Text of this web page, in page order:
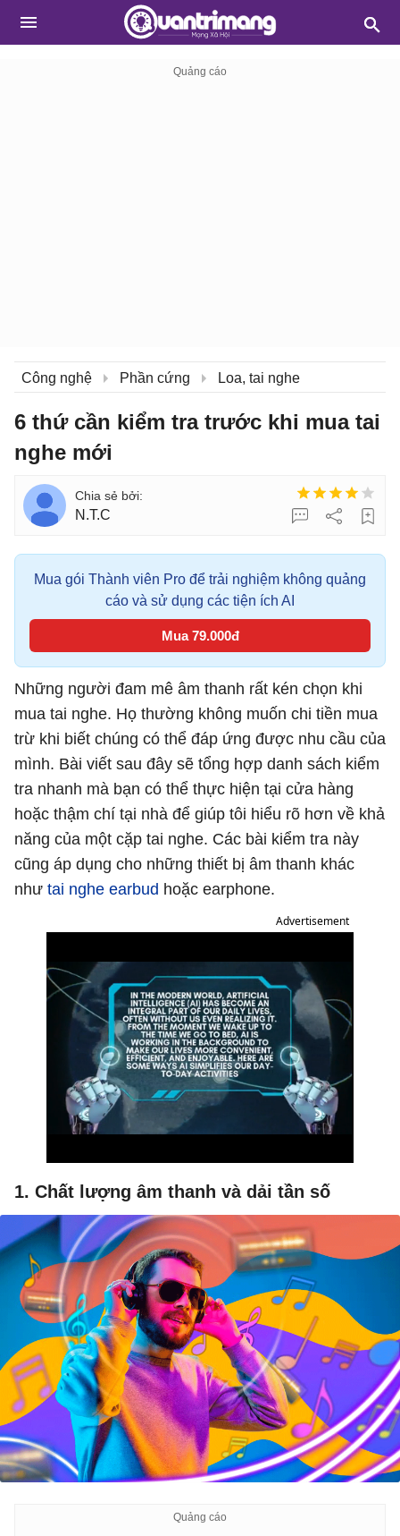
Công nghệ Phần cứng Loa, tai nghe
6 thứ cần kiểm tra trước khi mua tai
nghe mới
N.T.C
Mua gói Thành viên Pro để trải nghiệm không quảng
cáo và sử dụng các tiện ích AI
Mua 79.000đ
Những người đam mê âm thanh rất kén chọn khi
mua tai nghe. Họ thường không muốn chi tiền mua
trừ khi biết chúng có thể đáp ứng được nhu cầu của
mình. Bài viết sau đây sẽ tổng hợp danh sách kiểm
tra nhanh mà bạn có thể thực hiện tại cửa hàng
hoặc thậm chí tại nhà để giúp tôi hiểu rõ hơn về khả
năng của một cặp tai nghe. Các bài kiểm tra này
cũng áp dụng cho những thiết bị âm thanh khác
như tai nghe earbud hoặc earphone.
Advertisement
1. Chất lượng âm thanh và dải tần số